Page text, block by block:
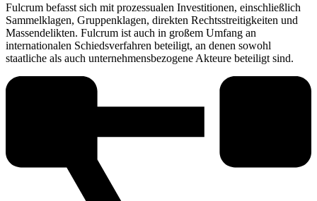
Fulcrum befasst sich mit prozessualen Investitionen, einschließlich
Sammelklagen, Gruppenklagen, direkten Rechtsstreitigkeiten und
Massendelikten. Fulcrum ist auch in großem Umfang an
internationalen Schiedsverfahren beteiligt, an denen sowohl
staatliche als auch unternehmensbezogene Akteure beteiligt sind.